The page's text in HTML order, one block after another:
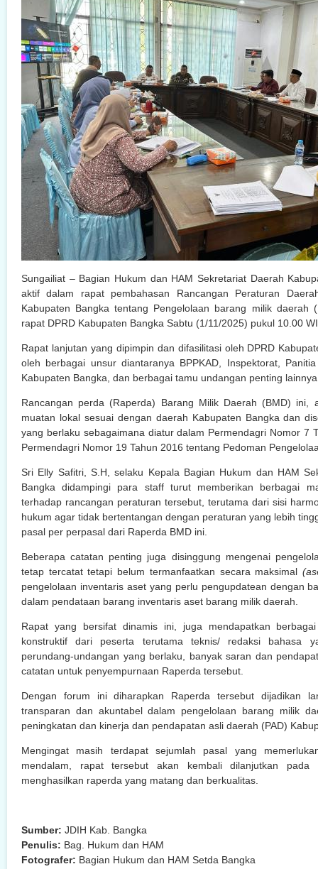
Sungailiat – Bagian Hukum dan HAM Sekretariat Daerah
aktif dalam rapat pembahasan Rancangan Peraturan
Kabupaten Bangka tentang Pengelolaan barang milik daerah
rapat DPRD Kabupaten Bangka Sabtu (1/11/2025) pukul 10.00
Rapat lanjutan yang dipimpin dan difasilitasi oleh DPRD
oleh berbagai unsur diantaranya BPPKAD, Inspektorat,
Kabupaten Bangka, dan berbagai tamu undangan penting
Rancangan perda (Raperda) Barang Milik Daerah (BMD) ini,
muatan lokal sesuai dengan daerah Kabupaten Bangka dan
yang berlaku sebagaimana diatur dalam Permendagri Nomor 7
Permendagri Nomor 19 Tahun 2016 tentang Pedoman
Sri Elly Safitri, S.H, selaku Kepala Bagian Hukum dan HAM
Bangka didampingi para staff turut memberikan berbagai
terhadap rancangan peraturan tersebut, terutama dari sisi
hukum agar tidak bertentangan dengan peraturan yang lebih
pasal per perpasal dari Raperda BMD ini.
Beberapa catatan penting juga disinggung mengenai
tetap tercatat tetapi belum termanfaatkan secara maksimal
pengelolaan inventaris aset yang perlu pengupdatean dengan
dalam pendataan barang inventaris aset barang milik daerah.
Rapat yang bersifat dinamis ini, juga mendapatkan
konstruktif dari peserta terutama teknis/ redaksi bahasa
perundang-undangan yang berlaku, banyak saran dan
catatan untuk penyempurnaan Raperda tersebut.
Dengan forum ini diharapkan Raperda tersebut dijadikan
transparan dan akuntabel dalam pengelolaan barang milik
peningkatan dan kinerja dan pendapatan asli daerah (PAD)
Mengingat masih terdapat sejumlah pasal yang
mendalam, rapat tersebut akan kembali dilanjutkan pada
menghasilkan raperda yang matang dan berkualitas.
Sumber: JDIH Kab. Bangka
Penulis: Bag. Hukum dan HAM
Fotografer: Bagian Hukum dan HAM Setda Bangka